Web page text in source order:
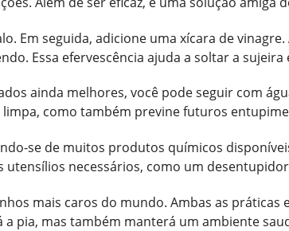
Em seguida, adicione uma xícara de
Essa efervescência ajuda a soltar a
ainda melhores, você pode seguir com
como também previne futuros
se de muitos produtos químicos
utensílios necessários, como um
mais caros do mundo. Ambas as práticas
pia, mas também manterá um ambiente